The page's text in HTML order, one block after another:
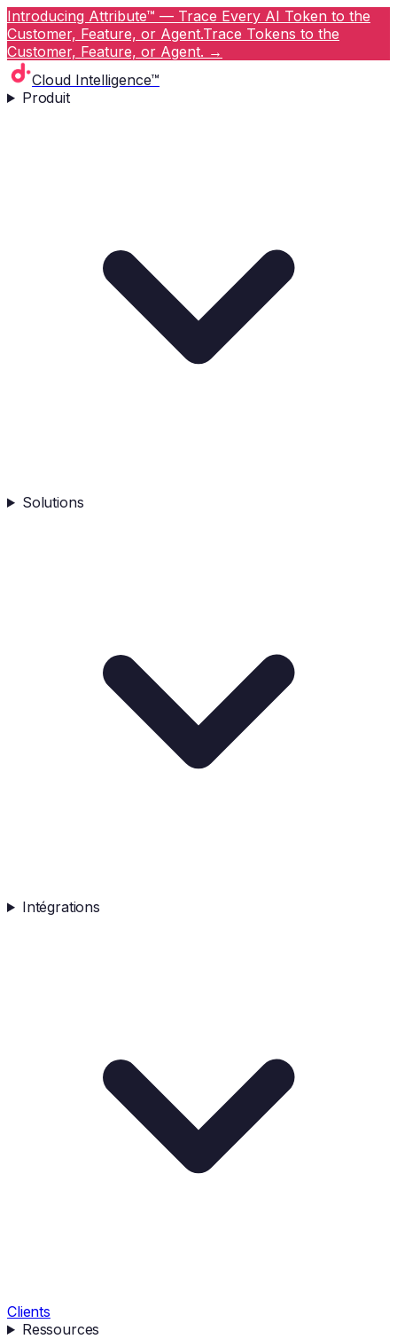
Introducing Attribute™ — Trace Every AI Token to the
Customer, Feature, or Agent.Trace Tokens to the
Customer, Feature, or Agent. →
Cloud Intelligence™
Produit
Solutions
Intégrations
Clients
Ressources